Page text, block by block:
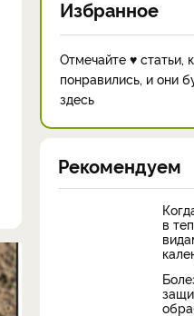
Избранное
Отмечайте ♥ статьи,
понравились, и они
здесь
Рекомендуем
в